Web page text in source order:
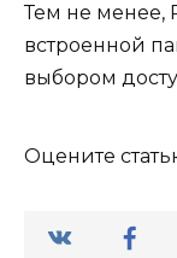
Тем не менее,
встроенной
выбором
Оцените